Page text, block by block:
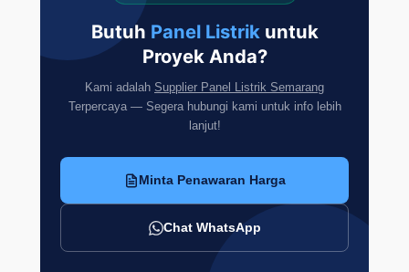
Butuh Panel Listrikuntuk
Proyek Anda?
Kami adalah Supplier Panel Listrik Semarang
Terpercaya — Segera hubungi kami untuk info lebih
lanjut!
Minta Penawaran Harga
Chat WhatsApp